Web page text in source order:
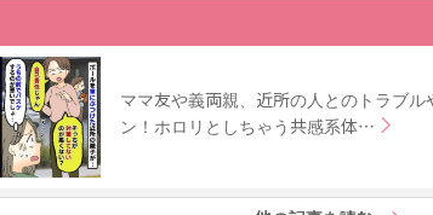
ママ友や義両親、近所の人とのトラブ
ン！ホロリとしちゃう共感系体…